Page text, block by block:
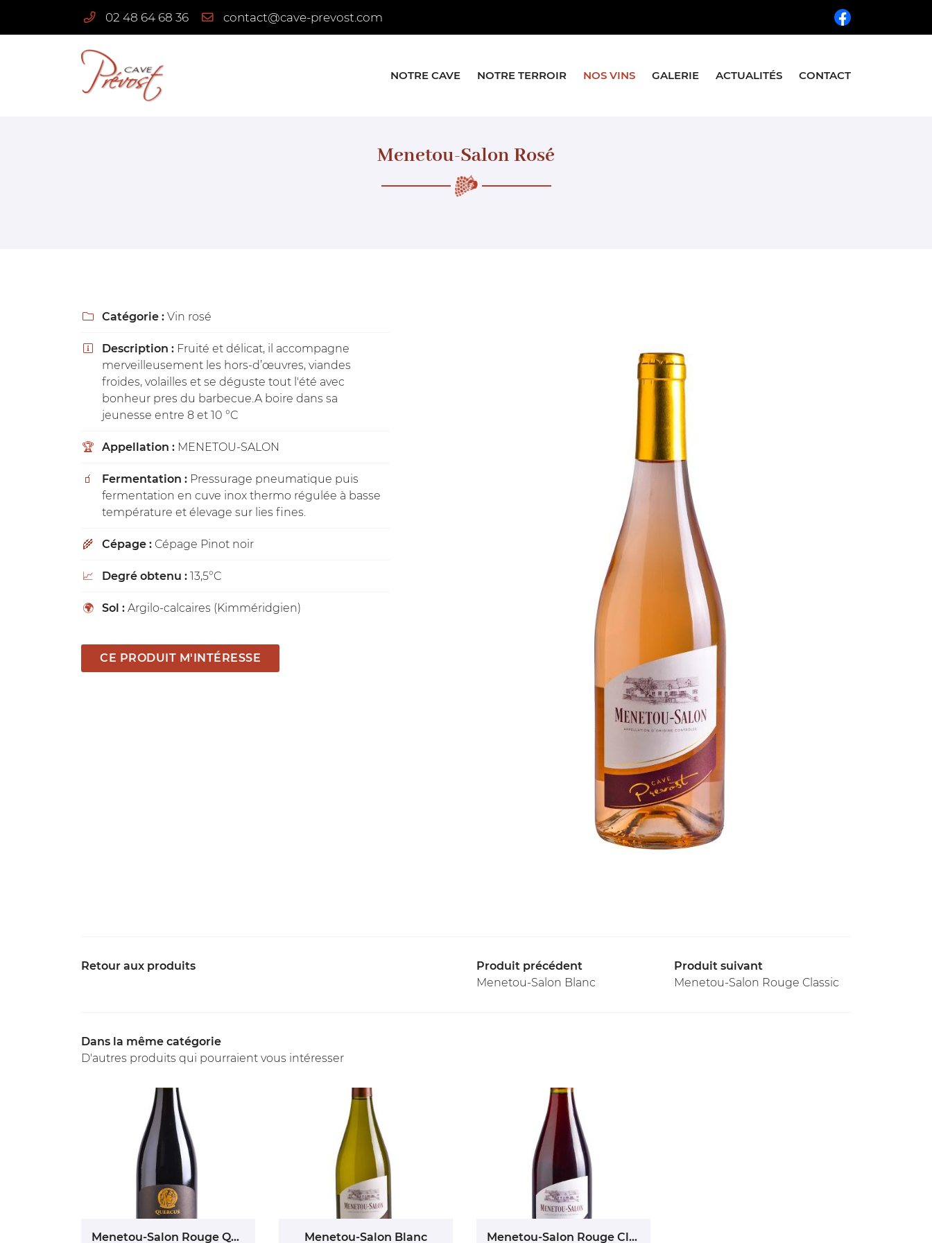
02 48 64 68 36
NOTRE CAVE NOTRE TERROIR NOS VINS GALERIE ACTUALITÉS CONTACT
18110 Vignoux-sous-les-Aix
02 48 64 68 36
Recopier le code ci-contre
Rafraîchir le captcha
En cochant cette case, vous consentez à recevoir nos propositions commerciales
à l'adresse email indiqué ci-dessus. Vous pouvez vous désinscrire à tout moment
le formulaire de désinscription .
Menetou-Salon Rosé
 Catégorie : Vin rosé
 Description : Fruité et délicat, il accompagne
merveilleusement les hors-d’œuvres, viandes
froides, volailles et se déguste tout l'été avec
bonheur pres du barbecue.A boire dans sa
jeunesse entre 8 et 10 °C
🏆 Appellation : MENETOU-SALON
🧃 Fermentation : Pressurage pneumatique puis
fermentation en cuve inox thermo régulée à basse
température et élevage sur lies fines.
🌾 Cépage : Cépage Pinot noir
📈 Degré obtenu : 13,5°C
🌍 Sol : Argilo-calcaires (Kimméridgien)
CE PRODUIT M'INTÉRESSE
Retour aux produits
Produit précédent
Menetou-Salon Blanc
Produit suivant
Menetou-Salon Rouge Classic
Dans la même catégorie
D'autres produits qui pourraient vous intéresser
Menetou-Salon Rouge Quercus Menetou-Salon Blanc Menetou-Salon Rouge Classic